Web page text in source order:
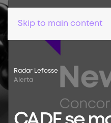
Skip to main content
Radar Lefosse
Alerta